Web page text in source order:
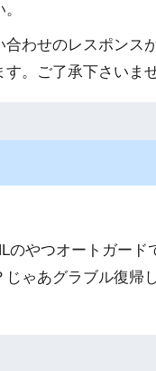
合わせのレスポンス
。ご了承下さいませ
のやつオートガード
ゃあグラブル復帰